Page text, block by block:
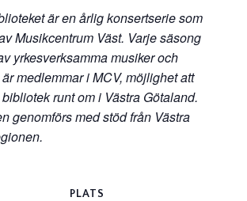
är en årlig konsertserie som
Musikcentrum Väst. Varje säsong
yrkesverksamma musiker och
medlemmar i MCV, möjlighet att
runt om i Västra Götaland.
genomförs med stöd från Västra
PLATS